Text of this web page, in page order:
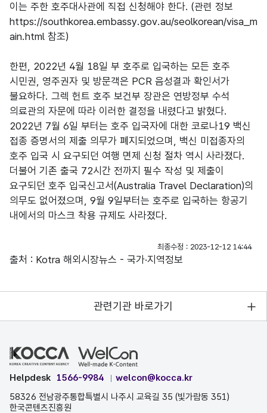
이는 주한 호주대사관에 직접 신청해야 한다. (관련 정보
https://southkorea.embassy.gov.au/seolkorean/visa_m
ain.html 참조)
한편, 2022년 4월 18일 부 호주로 입국하는 모든 호주
시민권, 영주권자 및 방문객은 PCR 음성결과 확인서가
불요하다. 그렉 헌트 호주 보건부 장관은 연방정부 수석
의료관의 자문에 따라 이러한 결정을 내렸다고 밝혔다.
2022년 7월 6일 부터는 호주 입국자에 대한 코로나19 백신
접종 증명서의 제출 의무가 폐지되었으며, 백신 미접종자의
호주 입국 시 요구되던 여행 면제 신청 절차 역시 사라졌다.
더불어 기존 출국 72시간 전까지 필수 작성 및 제출이
요구되던 호주 입국신고서(Australia Travel Declaration)의
의무도 없어졌으며, 9월 9일부터는 호주로 입국하는 항공기
내에서의 마스크 착용 규제도 사라졌다.
최종수정 : 2023-12-12 14:44
출처 : Kotra 해외시장뉴스 - 국가·지역정보
관련기관 바로가기
Helpdesk 1566-9984
welcon@kocca.kr
58326 전남광주통합특별시 나주시 교육길 35 (빛가람동 351)
한국콘텐츠진흥원